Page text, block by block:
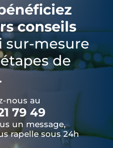
conseils
sur-mesure
de
nous au
79 49
un message,
rapelle sous 24h